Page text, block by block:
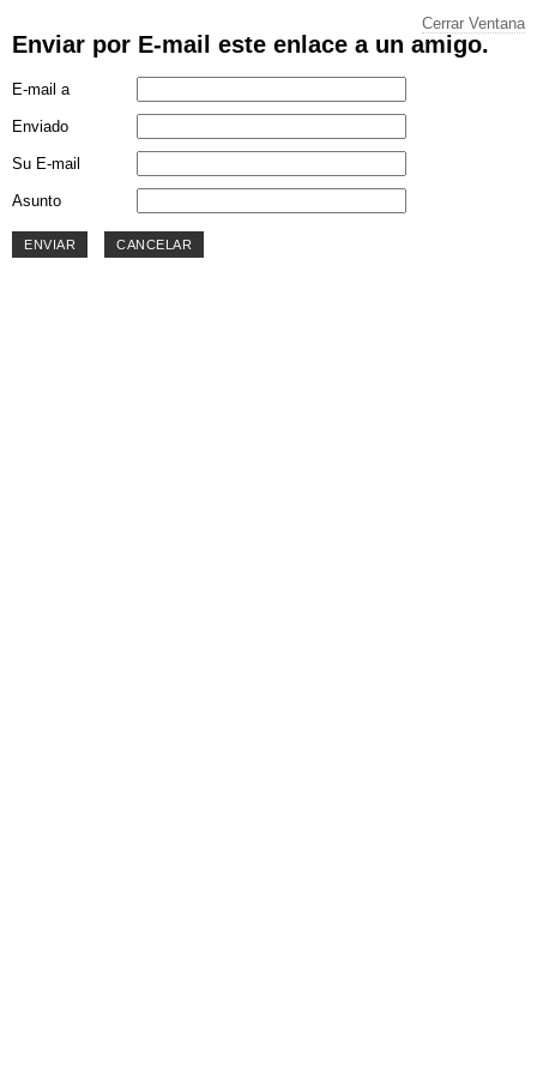
Enviar por E-mail este enlace a un amigo.
Cerrar Ventana
E-mail a
Enviado
Su E-mail
Asunto
ENVIAR CANCELAR